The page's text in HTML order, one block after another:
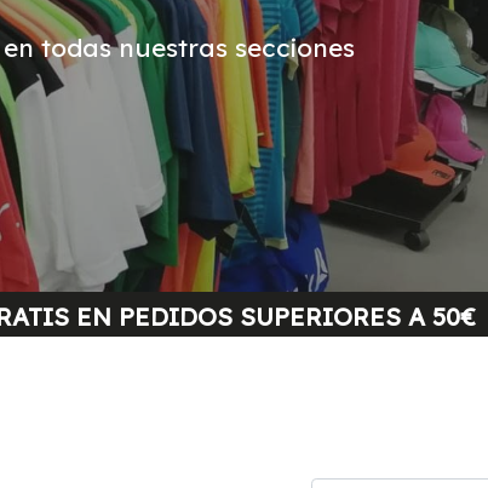
en todas nuestras secciones
EN PEDIDOS SUPERIORES A 50€